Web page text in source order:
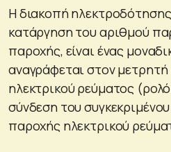
Η διακοπή
κατάργηση του αριθμού
παροχής, είναι ένας
αναγράφεται στον
ηλεκτρικού ρεύματος
σύνδεση του
παροχής ηλεκτρικού